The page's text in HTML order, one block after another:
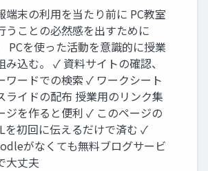
端末の利用を当たり前に PC教室
うことの必然感を出すために
PCを使った活動を意識的に授業
み込む。 ✓ 資料サイトの確認、
ワードでの検索 ✓ ワークシート
ライドの配布 授業用のリンク集
ジを作ると便利 ✓ このページの
を初回に伝えるだけで済む ✓
がなくても無料ブログサービ
大丈夫